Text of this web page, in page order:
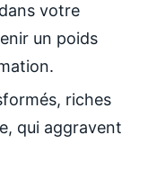
votre
un poids
riches
qui aggravent